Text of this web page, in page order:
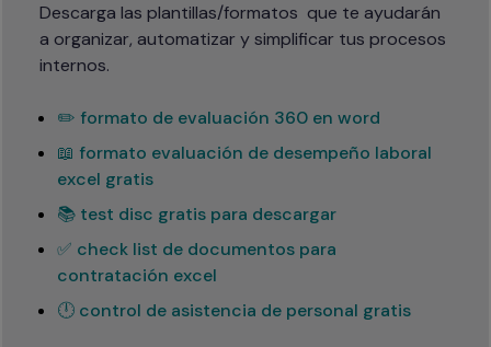
Descarga las plantillas/formatos  que te ayudarán
a organizar, automatizar y simplificar tus procesos
internos.
✏️ formato de evaluación 360 en word
📖 formato evaluación de desempeño laboral
excel gratis
📚 test disc gratis para descargar
✅ check list de documentos para
contratación excel
🕛 control de asistencia de personal gratis